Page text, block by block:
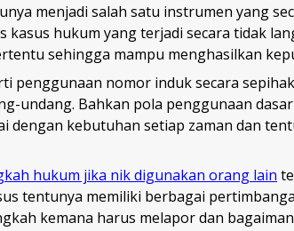
menjadi salah satu instrumen yang
kasus hukum yang terjadi secara tidak
sehingga mampu menghasilkan
penggunaan nomor induk secara
undang. Bahkan pola penggunaan
dengan kebutuhan setiap zaman dan
hukum jika nik digunakan orang lain
tentunya memiliki berbagai
kemana harus melapor dan